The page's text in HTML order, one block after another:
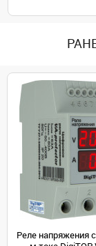
Реле напряжения